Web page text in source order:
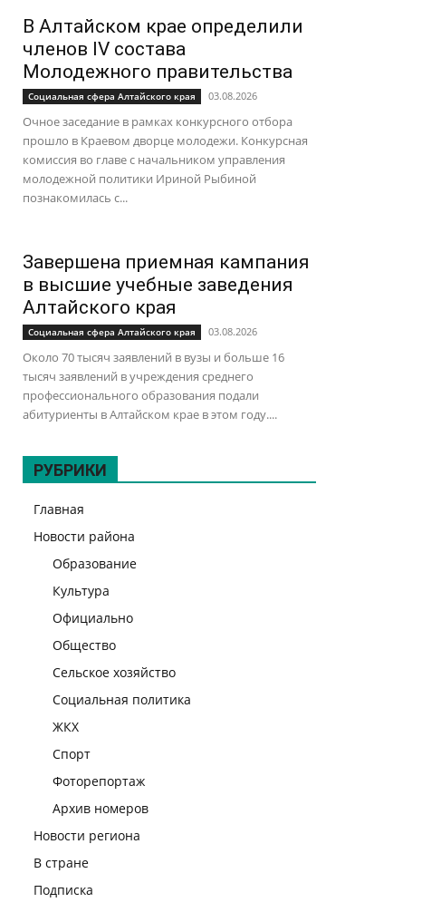
В Алтайском крае определили
членов IV состава
Молодежного правительства
Социальная сфера Алтайского края 03.08.2026
Очное заседание в рамках конкурсного отбора
прошло в Краевом дворце молодежи. Конкурсная
комиссия во главе с начальником управления
молодежной политики Ириной Рыбиной
познакомилась с...
Завершена приемная кампания
в высшие учебные заведения
Алтайского края
Социальная сфера Алтайского края 03.08.2026
Около 70 тысяч заявлений в вузы и больше 16
тысяч заявлений в учреждения среднего
профессионального образования подали
абитуриенты в Алтайском крае в этом году....
РУБРИКИ
Главная
Новости района
Образование
Культура
Официально
Общество
Сельское хозяйство
Социальная политика
ЖКХ
Спорт
Фоторепортаж
Архив номеров
Новости региона
В стране
Подписка